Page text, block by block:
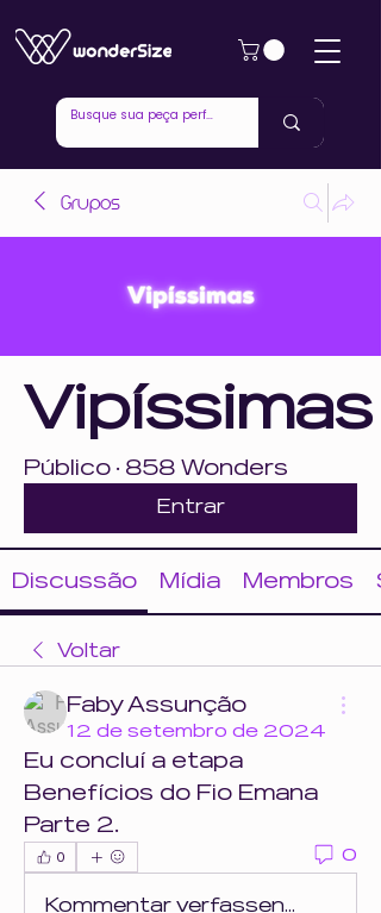
Grupos
Vipíssimas
Público · 858 Wonders
Entrar
Discussão Mídia Membros
Voltar
Faby Assunção
12 de setembro de 2024
Eu concluí a etapa
Benefícios do Fio Emana
Parte 2.
0 0
Kommentar verfassen...